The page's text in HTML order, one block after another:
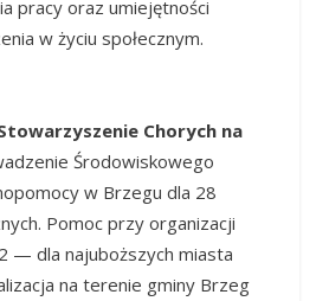
pracy oraz umiejętności
w życiu społecznym.
Chorych na
Środowiskowego
w Brzegu dla 28
Pomoc przy organizacji
— dla najuboższych miasta
na terenie gminy Brzeg